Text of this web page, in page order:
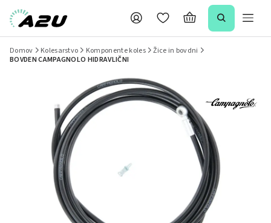
Domov Kolesarstvo Komponente koles
Žice in bovdni
BOVDEN CAMPAGNOLO HIDRAVLIČNI